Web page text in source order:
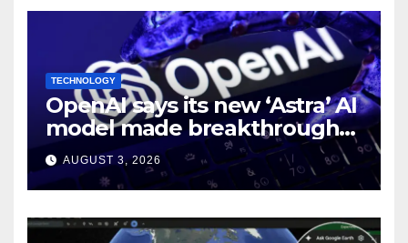
TECHNOLOGY
OpenAI says its new ‘Astra’ AI
model made breakthroughs
in 10 math problems
AUGUST 3, 2026